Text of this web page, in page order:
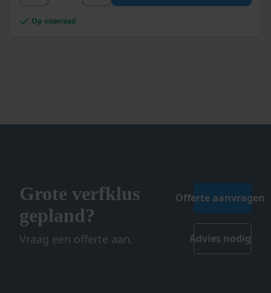
heeft
meerdere
productpagina
Op voorraad
Grote verfklus
gepland?
Vraag een offerte aan.
Offerte aanvragen
Advies nodig